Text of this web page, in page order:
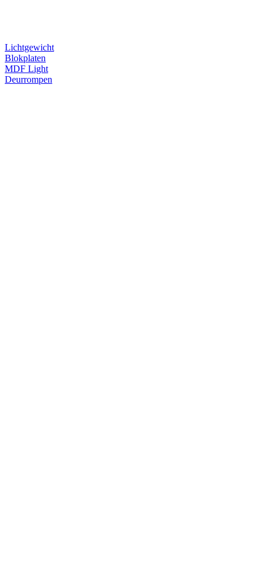
Lichtgewicht
Blokplaten
MDF Light
Deurrompen